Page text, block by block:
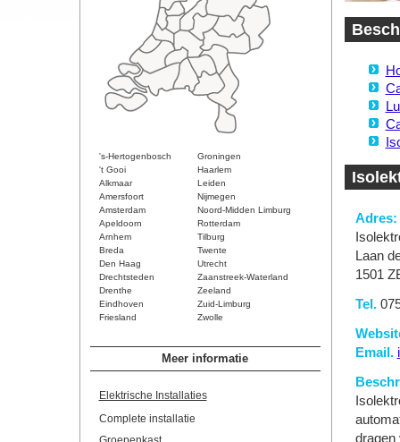
's-Hertogenbosch
Groningen
't Gooi
Haarlem
Alkmaar
Leiden
Amersfoort
Nijmegen
Amsterdam
Noord-Midden Limburg
Apeldoorn
Rotterdam
Arnhem
Tilburg
Breda
Twente
Den Haag
Utrecht
Drechtsteden
Zaanstreek-Waterland
Drenthe
Zeeland
Eindhoven
Zuid-Limburg
Friesland
Zwolle
Meer informatie
Elektrische Installaties
Complete installatie
Adres:
Laan
1501
Tel.
Email.
dragen